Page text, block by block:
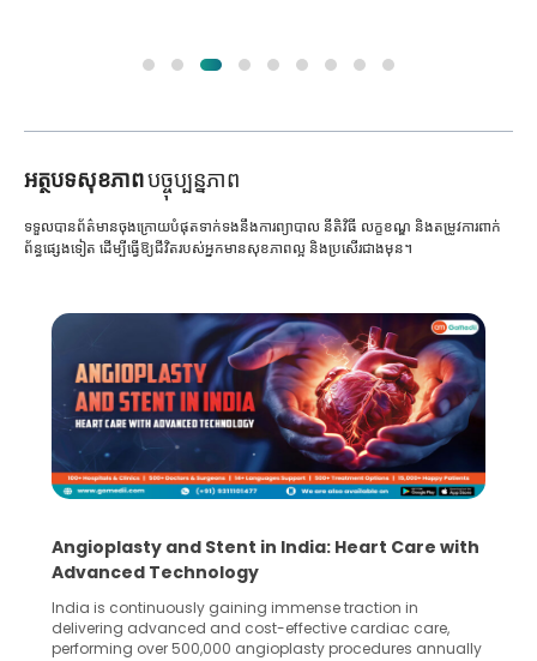
អត្ថបទសុខភាពបច្ចុប្បន្នភាព
ទទួលបានព័ត៌មានចុងក្រោយបំផុតទាក់ទងនឹងការព្យាបាល នីតិវិធី លក្ខខណ្ឌ និងតម្រូវការពាក់
ព័ន្ធផ្សេងទៀត ដើម្បីធ្វើឱ្យជីវិតរបស់អ្នកមានសុខភាពល្អ និងប្រសើរជាងមុន។
Angioplasty and Stent in India: Heart Care with
Advanced Technology
India is continuously gaining immense traction in
delivering advanced and cost-effective cardiac care,
performing over 500,000 angioplasty procedures annually